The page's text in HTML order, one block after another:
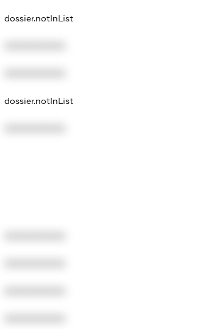
dossier.notInList
dossier.notInList